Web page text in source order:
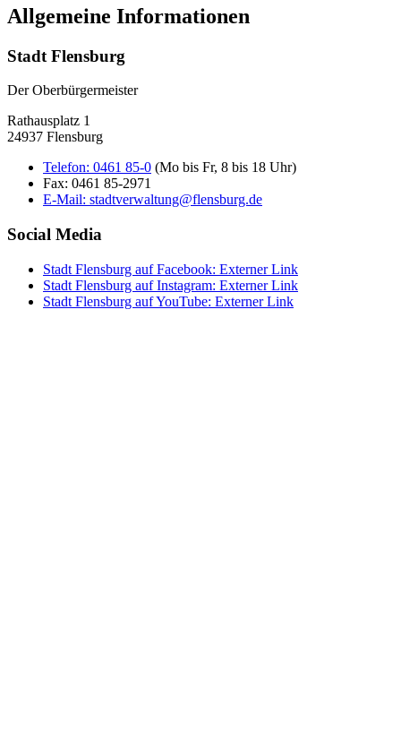
Allgemeine Informationen
Stadt Flensburg
Der Oberbürgermeister
Rathausplatz 1
24937 Flensburg
Telefon: 0461 85-0 (Mo bis Fr, 8 bis 18 Uhr)
Fax: 0461 85-2971
E-Mail: stadtverwaltung@flensburg.de
Social Media
Stadt Flensburg auf Facebook: Externer Link
Stadt Flensburg auf Instagram: Externer Link
Stadt Flensburg auf YouTube: Externer Link